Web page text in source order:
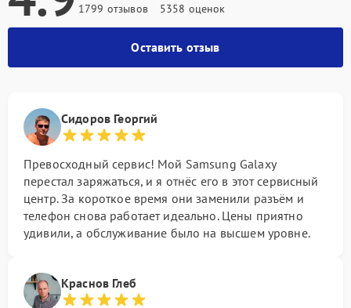
1799 отзывов 5358 оценок
Оставить отзыв
Сидоров Георгий
Превосходный сервис! Мой Samsung Galaxy
перестал заряжаться, и я отнёс его в этот сервисный
центр. За короткое время они заменили разъём и
телефон снова работает идеально. Цены приятно
удивили, а обслуживание было на высшем уровне.
Краснов Глеб